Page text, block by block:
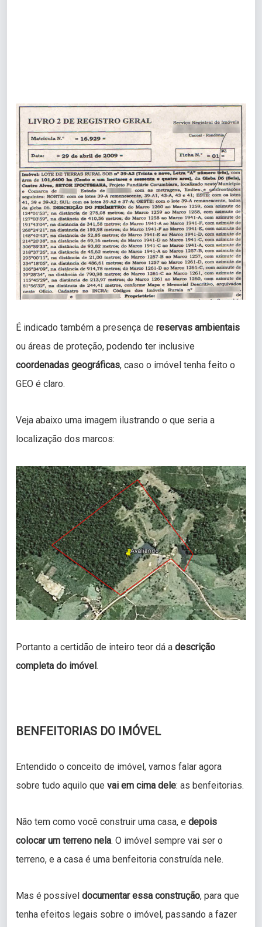
É indicado também a presença de reservas ambientais
ou áreas de proteção, podendo ter inclusive
coordenadas geográficas, caso o imóvel tenha feito o
GEO é claro.
Veja abaixo uma imagem ilustrando o que seria a
localização dos marcos:
Portanto a certidão de inteiro teor dá a descrição
completa do imóvel.
BENFEITORIAS DO IMÓVEL
Entendido o conceito de imóvel, vamos falar agora
sobre tudo aquilo que vai em cima dele: as benfeitorias.
Não tem como você construir uma casa, e depois
colocar um terreno nela. O imóvel sempre vai ser o
terreno, e a casa é uma benfeitoria construída nele.
Mas é possível documentar essa construção, para que
tenha efeitos legais sobre o imóvel, passando a fazer